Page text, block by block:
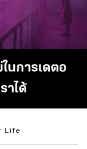
นการเดตอ
าได้
Life